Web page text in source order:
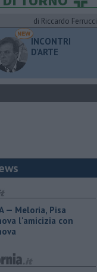
di Riccardo Ferrucci
INCONTRI
D'ARTE
— Meloria, Pisa
l'amicizia con